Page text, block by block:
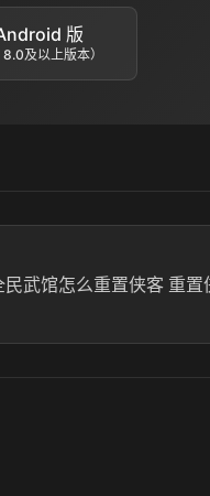
版
及以上版本）
民武馆怎么重置侠客 重置